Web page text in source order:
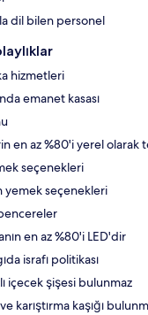
dil bilen personel
hizmetleri
emanet kasası
en az %80'i yerel olarak
seçenekleri
yemek seçenekleri
en az %80'i LED'dir
israfı politikası
içecek şişesi bulunmaz
karıştırma kaşığı